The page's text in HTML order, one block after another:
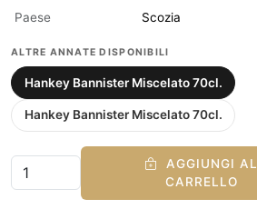
Paese
Scozia
ALTRE ANNATE DISPONIBILI
Hankey Bannister Miscelato 70cl.
Hankey Bannister Miscelato 70cl.
AGGIUNGI AL
CARRELLO